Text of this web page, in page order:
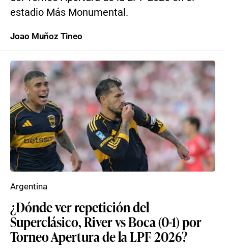
estadio Más Monumental.
Joao Muñoz Tineo
¿Dónde ver repetición del
Superclásico, River vs Boca (0-1) por
Torneo Apertura de la LPF 2026?
Argentina